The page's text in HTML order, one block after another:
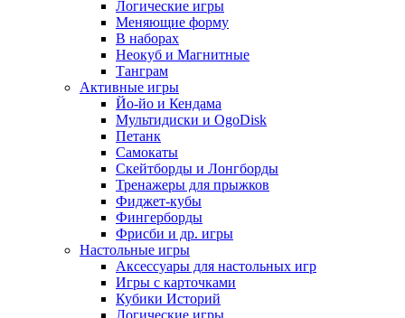
Логические игры
Меняющие форму
В наборах
Неокуб и Магнитные
Танграм
Активные игры
Йо-йо и Кендама
Мультидиски и OgoDisk
Петанк
Самокаты
Скейтборды и Лонгборды
Тренажеры для прыжков
Фиджет-кубы
Фингерборды
Фрисби и др. игры
Настольные игры
Аксессуары для настольных игр
Игры с карточками
Кубики Историй